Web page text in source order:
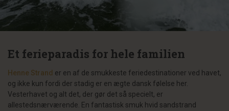
Et ferieparadis for hele familien
Henne Strand er en af de smukkeste feriedestinationer ved havet,
og ikke kun fordi der stadig er en ægte dansk følelse her.
Vesterhavet og alt det, der gør det så specielt, er
allestedsnærværende. En fantastisk smuk hvid sandstrand